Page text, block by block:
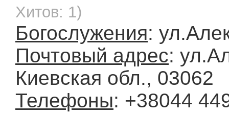
Хитов: 1)
Богослужения:
Почтовый адрес:
Киевская обл., 03062
Телефоны: +38044